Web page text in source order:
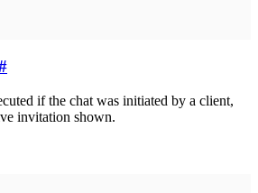
if the chat was initiated by a client,
invitation shown.